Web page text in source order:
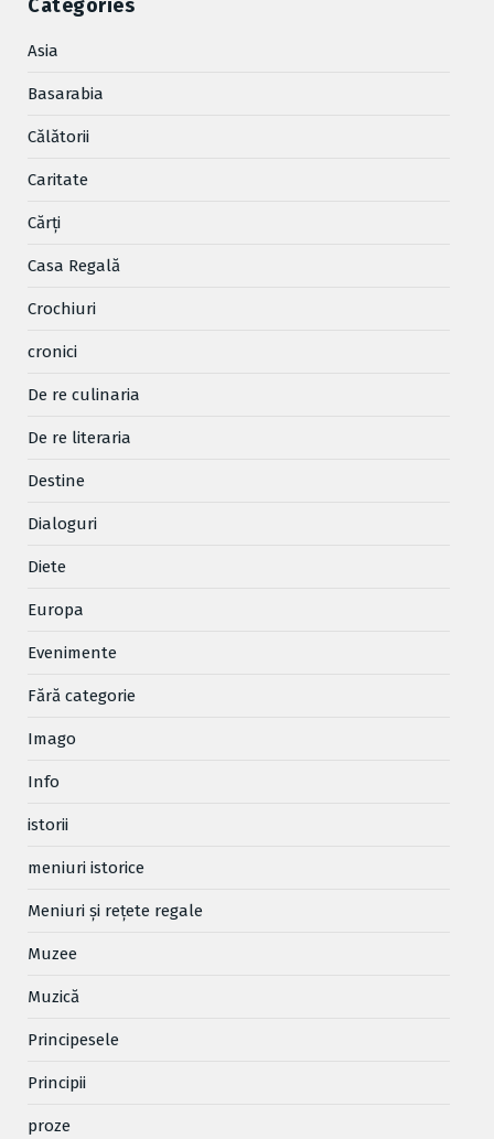
Categories
Asia
Basarabia
Cǎlǎtorii
Caritate
Cărţi
Casa Regală
Crochiuri
cronici
De re culinaria
De re literaria
Destine
Dialoguri
Diete
Europa
Evenimente
Fără categorie
Imago
Info
istorii
meniuri istorice
Meniuri și rețete regale
Muzee
Muzică
Principesele
Principii
proze